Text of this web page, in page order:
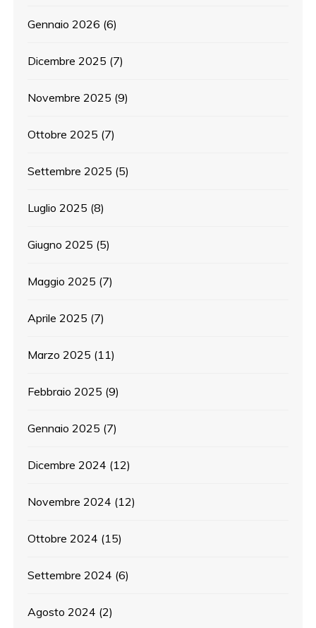
Gennaio 2026 (6)
Dicembre 2025 (7)
Novembre 2025 (9)
Ottobre 2025 (7)
Settembre 2025 (5)
Luglio 2025 (8)
Giugno 2025 (5)
Maggio 2025 (7)
Aprile 2025 (7)
Marzo 2025 (11)
Febbraio 2025 (9)
Gennaio 2025 (7)
Dicembre 2024 (12)
Novembre 2024 (12)
Ottobre 2024 (15)
Settembre 2024 (6)
Agosto 2024 (2)